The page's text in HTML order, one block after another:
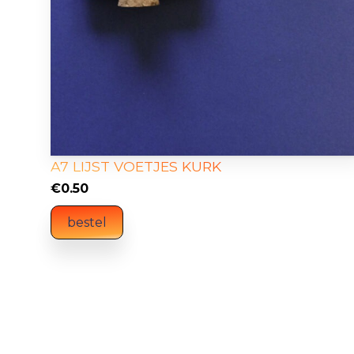
A7 LIJST VOETJES KURK
€0.50
bestel